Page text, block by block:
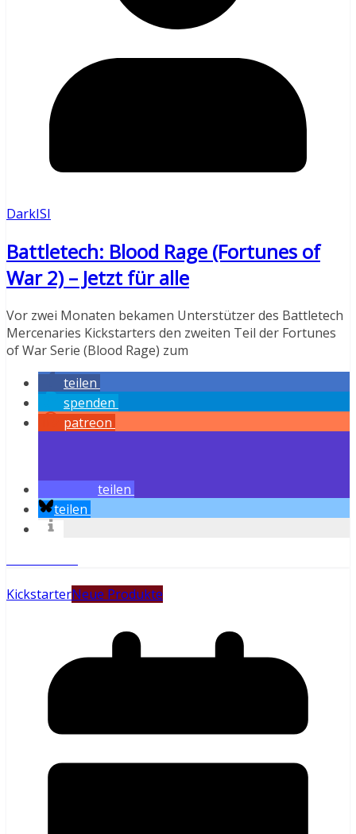
DarkISI
Battletech: Blood Rage (Fortunes of
War 2) – Jetzt für alle
Vor zwei Monaten bekamen Unterstützer des Battletech
Mercenaries Kickstarters den zweiten Teil der Fortunes
of War Serie (Blood Rage) zum
teilen
spenden
patreon
teilen
teilen
KickstarterNeue Produkte